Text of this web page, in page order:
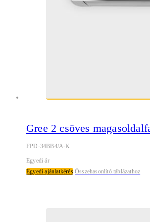
Gree 2 csöves
FPD-34BB4/A-K
Egyedi ár
Egyedi ajánlatkérés Összehasonlító táblázathoz